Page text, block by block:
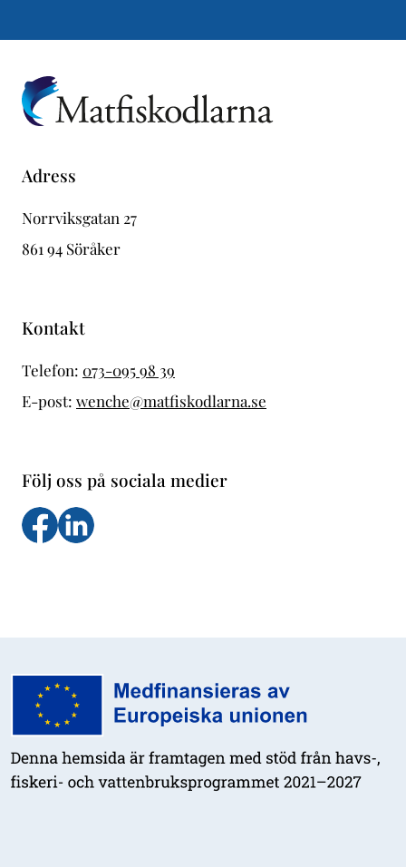
Adress
Norrviksgatan 27
861 94 Söråker
Kontakt
Telefon: 073-095 98 39
E-post: wenche@matfiskodlarna.se
Följ oss på sociala medier
Följ oss på facebook
Följs oss på LinkedIn